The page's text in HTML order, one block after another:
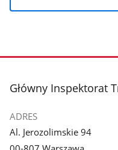
stopka
Główny Inspektorat
ADRES
Al. Jerozolimskie 94